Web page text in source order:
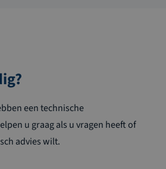
een technische
u graag als u vragen heeft of
advies wilt.